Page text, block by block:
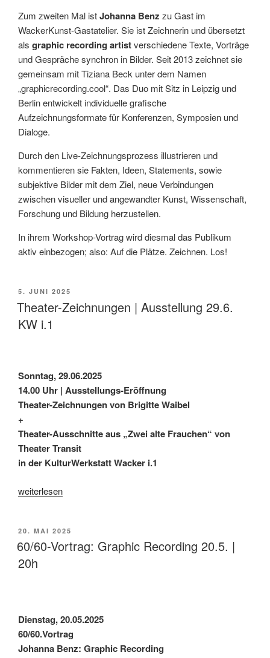
Zum zweiten Mal istJohanna Benz zu Gast im
WackerKunst-Gastatelier. Sie ist Zeichnerin und übersetzt
als graphic recording artistverschiedene Texte, Vorträge
und Gespräche synchron in Bilder. Seit 2013 zeichnet sie
gemeinsam mit Tiziana Beck unter dem Namen
„graphicrecording.cool“. Das Duo mit Sitz in Leipzig und
Berlin entwickelt individuelle grafische
Aufzeichnungsformate für Konferenzen, Symposien und
Dialoge.
Durch den Live-Zeichnungsprozess illustrieren und
kommentieren sie Fakten, Ideen, Statements, sowie
subjektive Bilder mit dem Ziel, neue Verbindungen
zwischen visueller und angewandter Kunst, Wissenschaft,
Forschung und Bildung herzustellen.
In ihrem Workshop-Vortrag wird diesmal das Publikum
aktiv einbezogen; also: Auf die Plätze. Zeichnen. Los!
VERÖFFENTLICHT
AM
5. JUNI 2025
Theater-Zeichnungen | Ausstellung 29.6.
KW i.1
Sonntag, 29.06.2025
14.00 Uhr | Ausstellungs-Eröffnung
Theater-Zeichnungen von Brigitte Waibel
+
Theater-Ausschnitte aus „Zwei alte Frauchen“ von
Theater Transit
in der KulturWerkstatt Wacker i.1
„Theater-
Ausstellung
29.6.
KW
weiterlesen
VERÖFFENTLICHT
AM
20. MAI 2025
60/60-Vortrag: Graphic Recording 20.5. |
20h
Dienstag, 20.05.2025
60/60.Vortrag
Johanna Benz: Graphic Recording